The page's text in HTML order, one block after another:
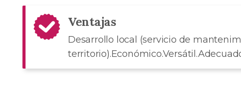
Ventajas
Desarrollo local (servicio de